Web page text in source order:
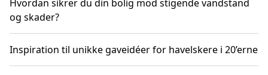
Hvordan sikrer du din bolig mod stigende vandstand
og skader?
Inspiration til unikke gaveidéer for havelskere i 20’erne